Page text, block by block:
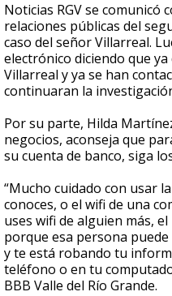
Noticias RGV se comunicó
relaciones públicas del
caso del señor Villarreal.
electrónico diciendo que
Villarreal y ya se han
continuaran la
Por su parte, Hilda
negocios, aconseja que
su cuenta de banco, siga
“Mucho cuidado con usar
conoces, o el wifi de una
uses wifi de alguien más,
porque esa persona
y te está robando tu
teléfono o en tu
BBB Valle del Río Grande.